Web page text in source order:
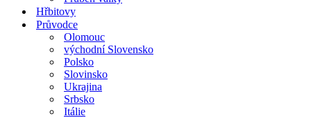
Hřbitovy
Průvodce
Olomouc
východní Slovensko
Polsko
Slovinsko
Ukrajina
Srbsko
Itálie